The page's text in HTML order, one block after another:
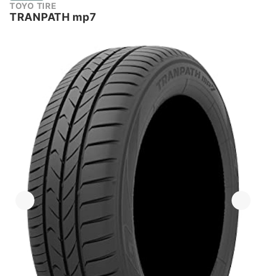
TOYO TIRE
TRANPATH mp7